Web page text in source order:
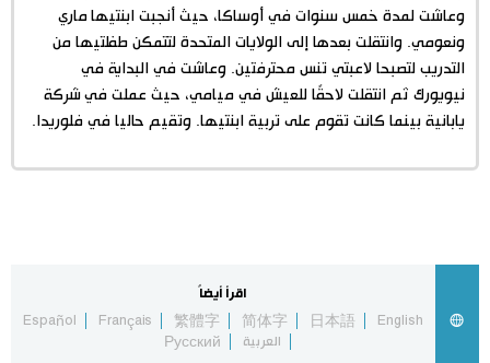
إعلان
وعاشت لمدة خمس سنوات في أوساكا، حيث أنجبت ابنتيها ماري
ونعومي. وانتقلت بعدها إلى الولايات المتحدة لتتمكن طفلتيها من
التدريب لتصبحا لاعبتي تنس محترفتين. وعاشت في البداية في
نيويورك ثم انتقلت لاحقًا للعيش في ميامي، حيث عملت في شركة
يابانية بينما كانت تقوم على تربية ابنتيها. وتقيم حاليا في فلوريدا.
اقرأ أيضاً
English
日本語
简体字
繁體字
Français
Español
العربية
Русский